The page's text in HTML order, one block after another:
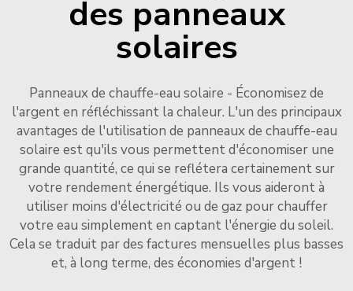
des panneaux
solaires
Panneaux de chauffe-eau solaire - Économisez de
l'argent en réfléchissant la chaleur. L'un des principaux
avantages de l'utilisation de panneaux de chauffe-eau
solaire est qu'ils vous permettent d'économiser une
grande quantité, ce qui se reflétera certainement sur
votre rendement énergétique. Ils vous aideront à
utiliser moins d'électricité ou de gaz pour chauffer
votre eau simplement en captant l'énergie du soleil.
Cela se traduit par des factures mensuelles plus basses
et, à long terme, des économies d'argent !